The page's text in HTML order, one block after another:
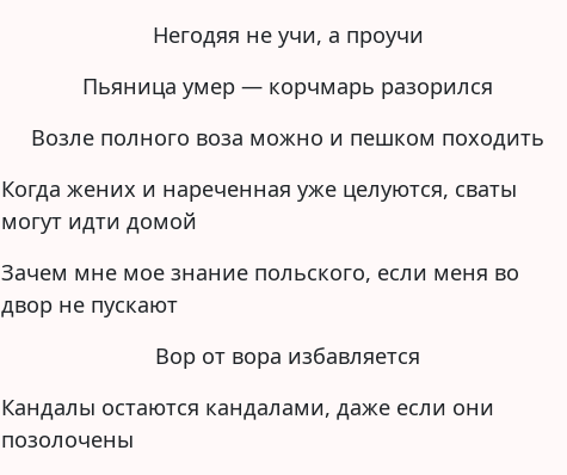
Негодяя не учи, а проучи
Пьяница умер — корчмарь разорился
Возле полного воза можно и пешком походить
Когда жених и нареченная уже целуются, сваты
могут идти домой
Зачем мне мое знание польского, если меня во
двор не пускают
Вор от вора избавляется
Кандалы остаются кандалами, даже если они
позолочены